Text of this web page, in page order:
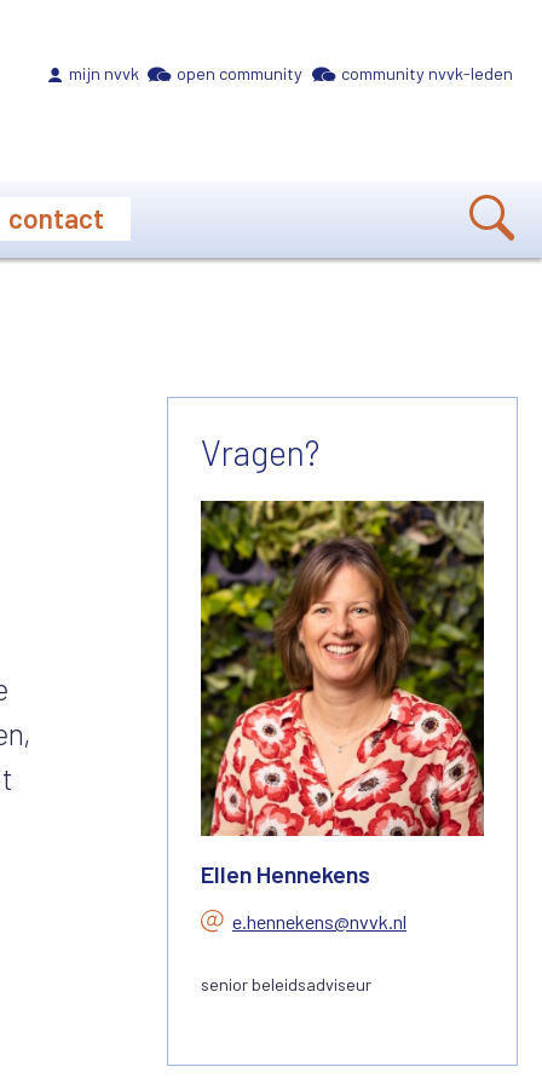
mijn nvvk open community community nvvk-leden
contact
Vragen?
Ellen Hennekens
e.hennekens@nvvk.nl
senior beleidsadviseur